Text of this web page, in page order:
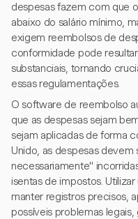
despesas fazem com que
abaixo do salário mínimo,
exigem reembolsos de
conformidade pode
substanciais, tornando
essas regulamentações.
O software de reembolso
que as despesas sejam
sejam aplicadas de forma
Unido, as despesas
necessariamente"
isentas de impostos.
manter registros precisos,
possíveis problemas